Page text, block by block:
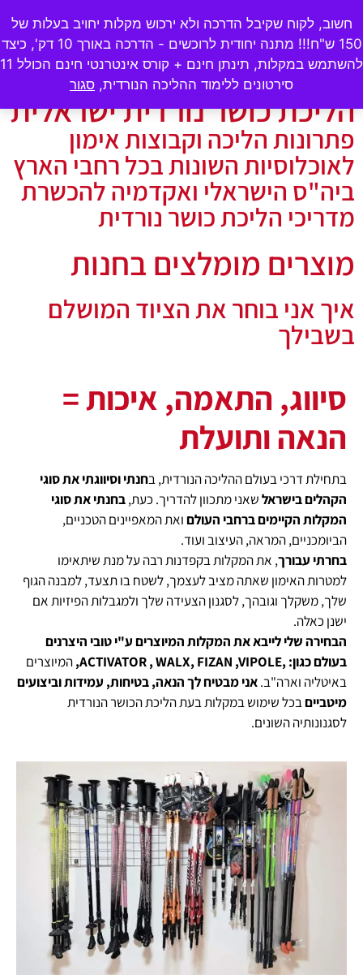
חשוב, לקוח שקיבל הדרכה ולא ירכוש מקלות יחויב בעלות של
150 ש"ח!!! מתנה יחודית לרוכשים - הדרכה באורך 10 דק', כיצד
להשתמש במקלות, תינתן חינם + קורס אינטרנטי חינם הכולל 11
סירטונים ללימוד ההליכה הנורדית, סגור
054-4789922
ecogym10@gmail.com
₪ 0.00
הליכת כושר נורדית ישראלית
פתרונות הליכה וקבוצות אימון
לאוכלוסיות השונות בכל רחבי הארץ
ביה"ס הישראלי ואקדמיה להכשרת
מדריכי הליכת כושר נורדית
מוצרים מומלצים בחנות
איך אני בוחר את הציוד המושלם
בשבילך
סיווג, התאמה, איכות =
הנאה ותועלת
בתחילת דרכי בעולם ההליכה הנורדית, בחנתי וסיווגתי את סוגי
הקהלים בישראלשאני מתכוון להדריך. כעת,בחנתי את סוגי
המקלות הקיימים ברחבי העולםואת המאפיינים הטכניים,
הביומכניים, המראה, העיצוב ועוד.
בחרתי עבורך, את המקלות בקפדנות רבה על מנת שיתאימו
למטרות האימון שאתה מציב לעצמך, לשטח בו תצעד, למבנה הגוף
שלך, משקלך וגובהך, לסגנון הצעידה שלך ולמגבלות הפיזיות אם
ישנן כאלה.
הבחירה שלי לייבא את המקלות המיוצרים ע"י טובי היצרנים
בעולם כגון:,ACTIVATOR , WALX, FIZAN ,VIPOLE,
המיוצרים
באיטליה וארה"ב.אני מבטיח לך הנאה, בטיחות, עמידות וביצועים
מיטבייםבכל שימוש במקלות בעת הליכת הכושר הנורדית
לסגנונותיה השונים.